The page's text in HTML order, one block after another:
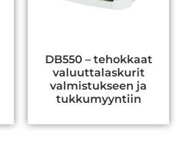
DB550 – tehokkaat
valuuttalaskurit
valmistukseen ja
tukkumyyntiin